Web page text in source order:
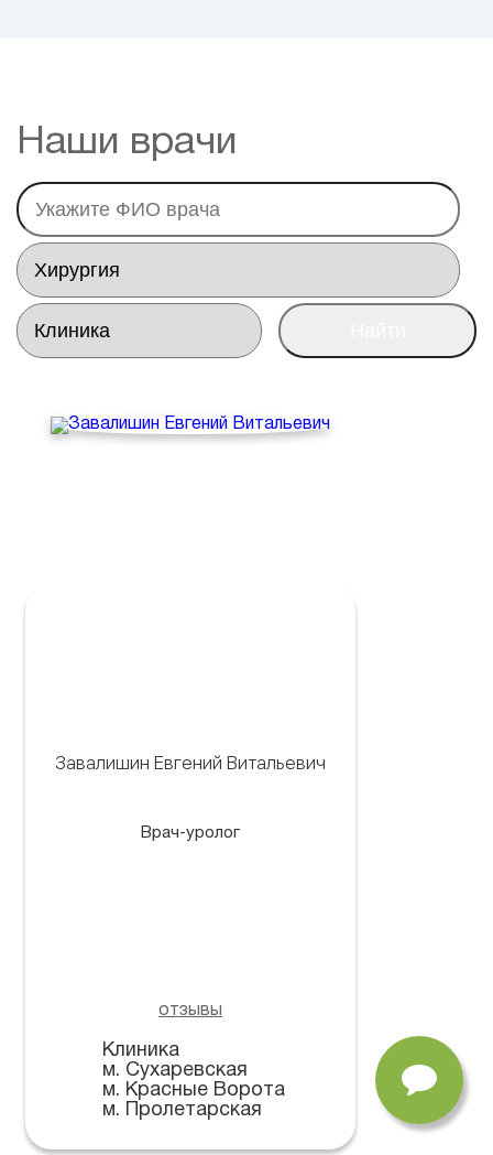
Наши врачи
Завалишин Евгений Витальевич
Врач-уролог
отзывы
Клиника
м. Сухаревская
м. Красные Ворота
м. Пролетарская